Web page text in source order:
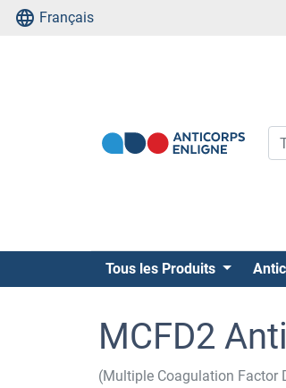
Français
Tous les Produits
MCFD2
(Multiple Coagulation Factor